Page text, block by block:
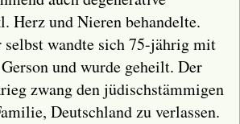
Herz und Nieren behandelte.
wandte sich 75-jährig mit
und wurde geheilt. Der
zwang den jüdischstämmigen
Deutschland zu verlassen.